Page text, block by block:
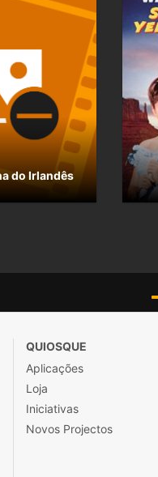
do Irlandês
QUIOSQUE
Aplicações
Loja
Iniciativas
Novos Projectos